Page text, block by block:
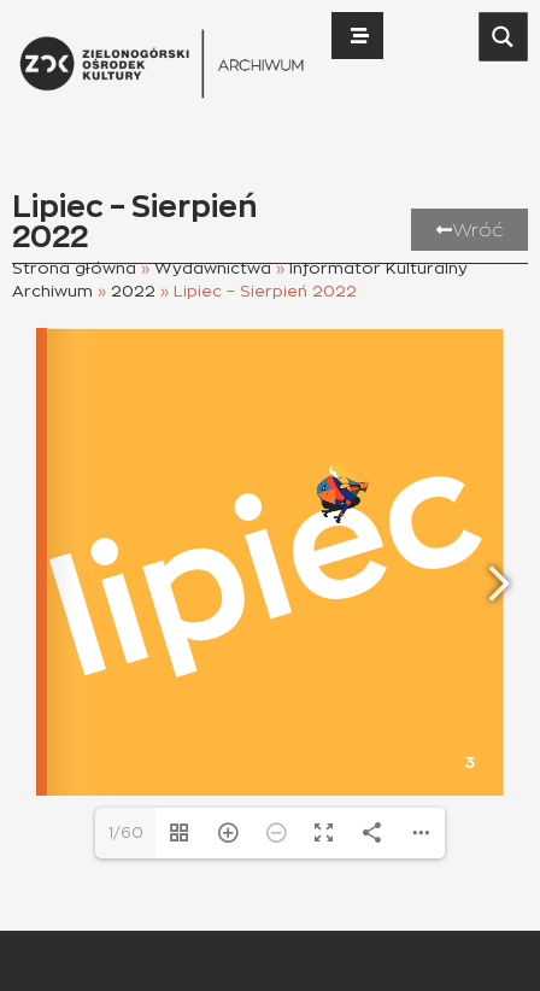
Lipiec – Sierpień
2022
Wróć
Strona główna » Wydawnictwa » Informator Kulturalny
Archiwum » 2022 » Lipiec – Sierpień 2022
1/60